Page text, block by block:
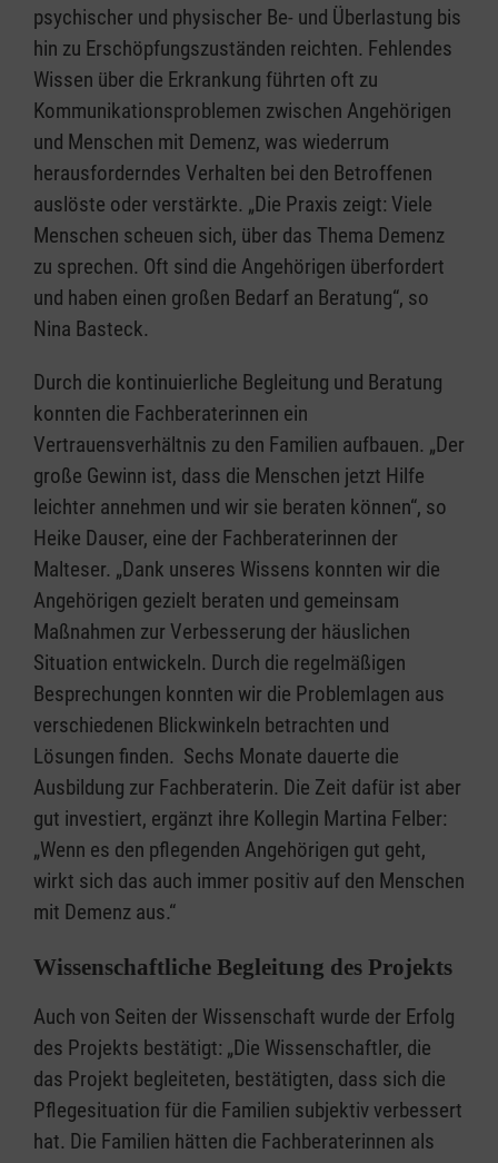
psychischer und physischer Be- und Überlastung bis
hin zu Erschöpfungszuständen reichten. Fehlendes
Wissen über die Erkrankung führten oft zu
Kommunikationsproblemen zwischen Angehörigen
und Menschen mit Demenz, was wiederrum
herausforderndes Verhalten bei den Betroffenen
auslöste oder verstärkte. „Die Praxis zeigt: Viele
Menschen scheuen sich, über das Thema Demenz
zu sprechen. Oft sind die Angehörigen überfordert
und haben einen großen Bedarf an Beratung“, so
Nina Basteck.
Durch die kontinuierliche Begleitung und Beratung
konnten die Fachberaterinnen ein
Vertrauensverhältnis zu den Familien aufbauen. „Der
große Gewinn ist, dass die Menschen jetzt Hilfe
leichter annehmen und wir sie beraten können“, so
Heike Dauser, eine der Fachberaterinnen der
Malteser. „Dank unseres Wissens konnten wir die
Angehörigen gezielt beraten und gemeinsam
Maßnahmen zur Verbesserung der häuslichen
Situation entwickeln. Durch die regelmäßigen
Besprechungen konnten wir die Problemlagen aus
verschiedenen Blickwinkeln betrachten und
Lösungen finden. Sechs Monate dauerte die
Ausbildung zur Fachberaterin. Die Zeit dafür ist aber
gut investiert, ergänzt ihre Kollegin Martina Felber:
„Wenn es den pflegenden Angehörigen gut geht,
wirkt sich das auch immer positiv auf den Menschen
mit Demenz aus.“
Wissenschaftliche Begleitung des Projekts
Auch von Seiten der Wissenschaft wurde der Erfolg
des Projekts bestätigt: „Die Wissenschaftler, die
das Projekt begleiteten, bestätigten, dass sich die
Pflegesituation für die Familien subjektiv verbessert
hat. Die Familien hätten die Fachberaterinnen als